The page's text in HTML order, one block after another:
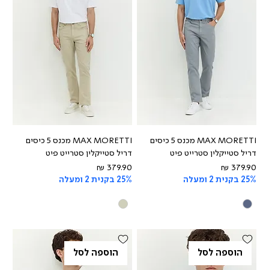
MAX MORETTI מכנס 5 כיסים
דריל סטייקלין סטרייט פיט
מחיר
25% בקנית 2 ומעלה
MAX MORETTI מכנס 5 כיסים
דריל סטייקלין סטרייט פיט
מחיר
25% בקנית 2 ומעלה
הוספה לסל הוספה לסל